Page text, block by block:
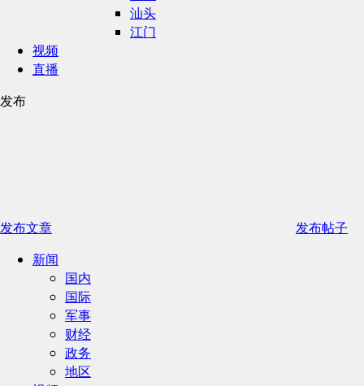
汕头
江门
视频
直播
发布
发布文章
发布帖子
新闻
国内
国际
军事
财经
政务
地区